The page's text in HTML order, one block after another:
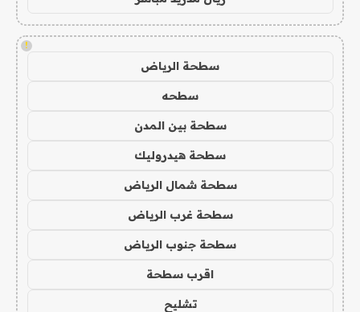
!
سطحة الرياض
سطحه
سطحة بين المدن
سطحة هيدروليك
سطحة شمال الرياض
سطحة غرب الرياض
سطحة جنوب الرياض
اقرب سطحة
تشليح